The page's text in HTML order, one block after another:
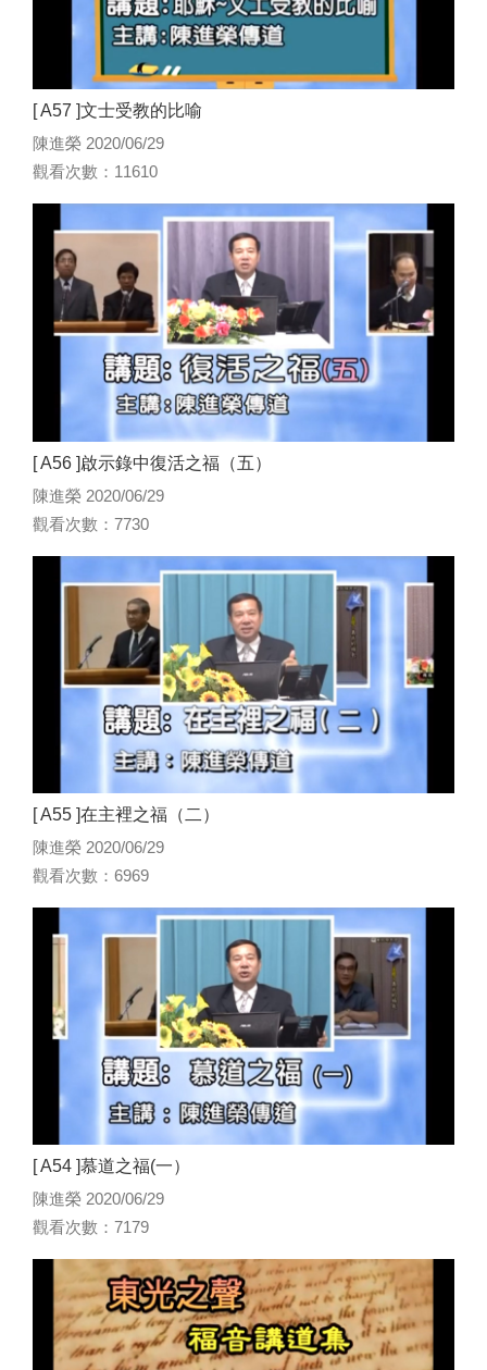
[ A57 ]文士受教的比喻
陳進榮 2020/06/29
觀看次數：11610
[ A56 ]啟示錄中復活之福（五）
陳進榮 2020/06/29
觀看次數：7730
[ A55 ]在主裡之福（二）
陳進榮 2020/06/29
觀看次數：6969
[ A54 ]慕道之福(一）
陳進榮 2020/06/29
觀看次數：7179